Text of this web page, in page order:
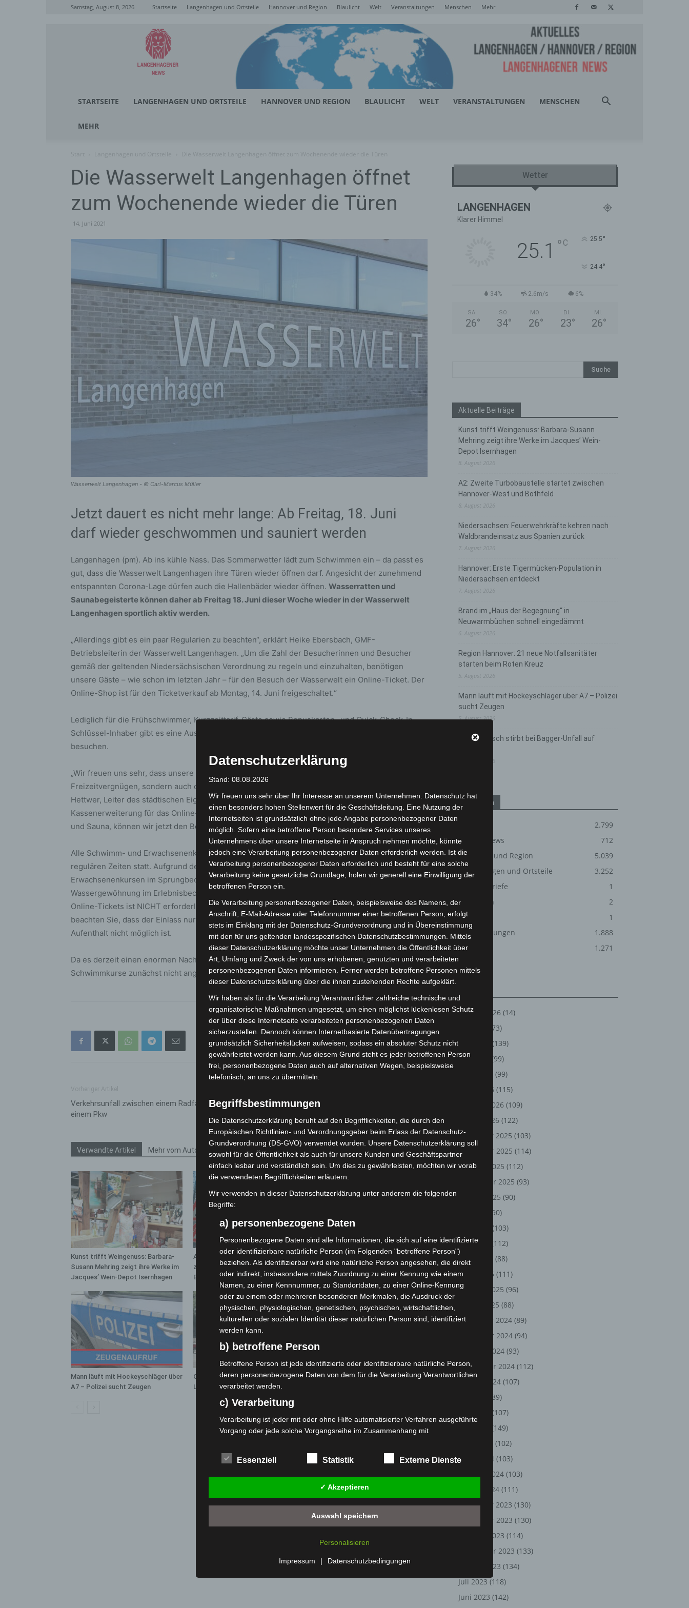
Samstag, August 8, 2026 Startseite Langenhagen und Ortsteile Hannover und Region Blaulicht Welt Veranstaltungen Menschen Mehr
Langenhagener
News
STARTSEITE LANGENHAGEN UND ORTSTEILE HANNOVER UND REGION BLAULICHT WELT VERANSTALTUNGEN MENSCHEN
MEHR
Die Wasserwelt Langenhagen öffnet
zum Wochenende wieder die Türen
14. Juni 2021
Wasserwelt Langenhagen - © Carl-Marcus Müller
Jetzt dauert es nicht mehr lange: Ab Freitag, 18. Juni
darf wieder geschwommen und sauniert werden
Langenhagen (pm). Ab ins kühle Nass. Das Sommerwetter lädt zum Schwimmen ein – da passt es
gut, dass die Wasserwelt Langenhagen ihre Türen wieder öffnen darf. Angesicht der zunehmend
entspannten Corona-Lage dürfen auch die Hallenbäder wieder öffnen. Wasserratten und
Saunabegeisterte können daher ab Freitag 18. Juni dieser Woche wieder in der Wasserwelt
Langenhagen sportlich aktiv werden.
„Allerdings gibt es ein paar Regularien zu beachten“, erklärt Heike Ebersbach, GMF-
Betriebsleiterin der Wasserwelt Langenhagen. „Um die Zahl der Besucherinnen und Besucher
gemäß der geltenden Niedersächsischen Verordnung zu regeln und einzuhalten, benötigen
unsere Gäste – wie schon im letzten Jahr – für den Besuch der Wasserwelt ein Online-Ticket. Der
Online-Shop ist für den Ticketverkauf ab Montag, 14. Juni freigeschaltet.“
Lediglich für die Frühschwimmer, Kurzzeittarif-Gäste sowie Bonuskarten- und Quick-Check-In-
Schlüssel-Inhaber gibt es eine Ausnahme. Sie können OHNE Online-Ticket die Wasserwelt
besuchen.
„Wir freuen uns sehr, dass unsere Wasserwelt wieder mit Leben gefüllt wird und nicht nur das
Freizeitvergnügen, sondern auch die Schwimmkurse, wieder stattfinden können“, sagt Carsten
Hettwer, Leiter des städtischen Eigenbetriebs Bad. „Durch die im letzten Jahr erfolgte
Kassenerweiterung für das Online-Ticketsystem und unser bestehendes Hygienekonzept für Bad
und Sauna, können wir jetzt den Betrieb des Bades problemlos starten.“
Alle Schwimm- und Erwachsenenkurse und die Wassergewöhnung für Babys finden zu den
regulären Zeiten statt. Aufgrund der eingeschränkten Personenzahl pro Becken können bei den
Erwachsenenkursen im Sprungbecken max. 11 Personen teilnehmen und bei der
Wassergewöhnung im Erlebnisbecken max. 10 Erwachsene (jeweils mit Kind). Der Erwerb eines
Online-Tickets ist NICHT erforderlich. Der Einlass erfolgt direkt am Empfang der Wasserwelt. Bitte
beachten Sie, dass der Einlass nur kurz vor Beginn des Kurses erfolgen kann und ein verlängerter
Aufenthalt nicht möglich ist.
Da es derzeit einen enormen Nachholbedarf an Seepferdchenkursen gibt, werden Bronze-
Schwimmkurse zunächst nicht angeboten.
Verkehrsunfall zwischen einem Radfahrer und
einem Pkw
Blühende Vielfalt in Langenhagen
Verwandte Artikel Mehr vom Autor
Kunst trifft Weingenuss: Barbara-
Susann Mehring zeigt ihre Werke im
Jacques’ Wein-Depot Isernhagen
A2: Zweite Turbobaustelle startet
zwischen Hannover-West und
Bothfeld
Hannover: Erste Tigermücken-
Population in Niedersachsen
entdeckt
Mann läuft mit Hockeyschläger über
A7 – Polizei sucht Zeugen
Gasleitung bei McDonald’s-Umbau in
Langenhagen beschädigt
Langenhagen: Autofahrer mit 3,17
Wetter
LANGENHAGEN
Klarer Himmel
25.1 ° C 25.5°
24.4°
34% 2.6m/s 6%
SA.
26°
SO.
34°
MO.
26°
DI.
23°
MI.
26°
Aktuelle Beiträge
Kunst trifft Weingenuss: Barbara-Susann
Mehring zeigt ihre Werke im Jacques’ Wein-
Depot Isernhagen
8. August 2026
A2: Zweite Turbobaustelle startet zwischen
Hannover-West und Bothfeld
8. August 2026
Niedersachsen: Feuerwehrkräfte kehren nach
Waldbrandeinsatz aus Spanien zurück
7. August 2026
Hannover: Erste Tigermücken-Population in
Niedersachsen entdeckt
7. August 2026
Brand im „Haus der Begegnung“ in
Neuwarmbüchen schnell eingedämmt
6. August 2026
Region Hannover: 21 neue Notfallsanitäter
starten beim Roten Kreuz
5. August 2026
Mann läuft mit Hockeyschläger über A7 – Polizei
sucht Zeugen
5. August 2026
Celle: Mensch stirbt bei Bagger-Unfall auf
Kategorien
2.799
Corona-News
712
Hannover und Region
5.039
Langenhagen und Ortsteile
3.252
Leserbriefe
1
Menschen
2
Über uns
1
Veranstaltungen
1.888
Welt
1.271
August 2026 (14)
(73)
(139)
Mai 2026
(99)
(99)
März 2026 (115)
Februar 2026 (109)
Januar 2026 (122)
Dezember 2025 (103)
November 2025 (114)
Oktober 2025 (112)
September 2025 (93)
August 2025 (90)
(90)
(103)
Mai 2025
(112)
April 2025
(88)
März 2025 (111)
Februar 2025 (96)
Januar 2025 (88)
Dezember 2024 (89)
November 2024 (94)
Oktober 2024 (93)
September 2024 (112)
August 2024 (107)
(89)
(107)
(149)
(102)
März 2024 (103)
Februar 2024 (103)
Januar 2024 (111)
Dezember 2023 (130)
November 2023 (130)
Oktober 2023 (114)
September 2023 (133)
August 2023 (134)
Juli 2023 (118)
Juni 2023 (142)
Datenschutzerklärung
Stand: 08.08.2026
Wir freuen uns sehr über Ihr Interesse an unserem Unternehmen. Datenschutz hat
einen besonders hohen Stellenwert für die Geschäftsleitung. Eine Nutzung der
Internetseiten ist grundsätzlich ohne jede Angabe personenbezogener Daten
möglich. Sofern eine betroffene Person besondere Services unseres
Unternehmens über unsere Internetseite in Anspruch nehmen möchte, könnte
jedoch eine Verarbeitung personenbezogener Daten erforderlich werden. Ist die
Verarbeitung personenbezogener Daten erforderlich und besteht für eine solche
Verarbeitung keine gesetzliche Grundlage, holen wir generell eine Einwilligung der
betroffenen Person ein.
Die Verarbeitung personenbezogener Daten, beispielsweise des Namens, der
Anschrift, E-Mail-Adresse oder Telefonnummer einer betroffenen Person, erfolgt
stets im Einklang mit der Datenschutz-Grundverordnung und in Übereinstimmung
mit den für uns geltenden landesspezifischen Datenschutzbestimmungen. Mittels
dieser Datenschutzerklärung möchte unser Unternehmen die Öffentlichkeit über
Art, Umfang und Zweck der von uns erhobenen, genutzten und verarbeiteten
personenbezogenen Daten informieren. Ferner werden betroffene Personen mittels
dieser Datenschutzerklärung über die ihnen zustehenden Rechte aufgeklärt.
Wir haben als für die Verarbeitung Verantwortlicher zahlreiche technische und
organisatorische Maßnahmen umgesetzt, um einen möglichst lückenlosen Schutz
der über diese Internetseite verarbeiteten personenbezogenen Daten
sicherzustellen. Dennoch können Internetbasierte Datenübertragungen
grundsätzlich Sicherheitslücken aufweisen, sodass ein absoluter Schutz nicht
gewährleistet werden kann. Aus diesem Grund steht es jeder betroffenen Person
frei, personenbezogene Daten auch auf alternativen Wegen, beispielsweise
telefonisch, an uns zu übermitteln.
Begriffsbestimmungen
Die Datenschutzerklärung beruht auf den Begrifflichkeiten, die durch den
Europäischen Richtlinien- und Verordnungsgeber beim Erlass der Datenschutz-
Grundverordnung (DS-GVO) verwendet wurden. Unsere Datenschutzerklärung soll
sowohl für die Öffentlichkeit als auch für unsere Kunden und Geschäftspartner
einfach lesbar und verständlich sein. Um dies zu gewährleisten, möchten wir vorab
die verwendeten Begrifflichkeiten erläutern.
Wir verwenden in dieser Datenschutzerklärung unter anderem die folgenden
Begriffe:
a) personenbezogene Daten
Personenbezogene Daten sind alle Informationen, die sich auf eine identifizierte
oder identifizierbare natürliche Person (im Folgenden "betroffene Person")
beziehen. Als identifizierbar wird eine natürliche Person angesehen, die direkt
oder indirekt, insbesondere mittels Zuordnung zu einer Kennung wie einem
Namen, zu einer Kennnummer, zu Standortdaten, zu einer Online-Kennung
oder zu einem oder mehreren besonderen Merkmalen, die Ausdruck der
physischen, physiologischen, genetischen, psychischen, wirtschaftlichen,
kulturellen oder sozialen Identität dieser natürlichen Person sind, identifiziert
werden kann.
b) betroffene Person
Betroffene Person ist jede identifizierte oder identifizierbare natürliche Person,
deren personenbezogene Daten von dem für die Verarbeitung Verantwortlichen
verarbeitet werden.
c) Verarbeitung
Verarbeitung ist jeder mit oder ohne Hilfe automatisierter Verfahren ausgeführte
Vorgang oder jede solche Vorgangsreihe im Zusammenhang mit
das Ordnen, die Speicherung, die Anpassung oder Veränderung, das Auslesen,
das Abfragen, die Verwendung, die Offenlegung durch Übermittlung, Verbreitung
oder eine andere Form der Bereitstellung, den Abgleich oder die Verknüpfung,
die Einschränkung, das Löschen oder die Vernichtung.
d) Einschränkung der Verarbeitung
Einschränkung der Verarbeitung ist die Markierung gespeicherter
Profiling ist jede Art der automatisierten Verarbeitung personenbezogener
Daten, die darin besteht, dass diese personenbezogenen Daten verwendet
werden, um bestimmte persönliche Aspekte, die sich auf eine natürliche Person
Essenziell Statistik Externe Dienste
✓ Akzeptieren
Auswahl speichern
Personalisieren
Impressum | Datenschutzbedingungen